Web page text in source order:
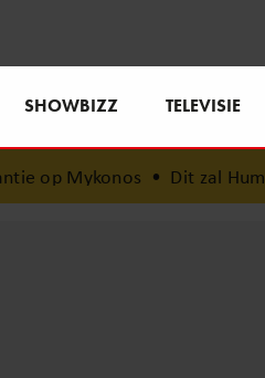
SHOWBIZZ TELEVISIE
•Dit zal Humberto Tan